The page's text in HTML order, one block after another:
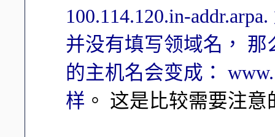
100.114.120.in-
并没有填写领域名，
的主机名会变成：
样 。 这是比较需要注意